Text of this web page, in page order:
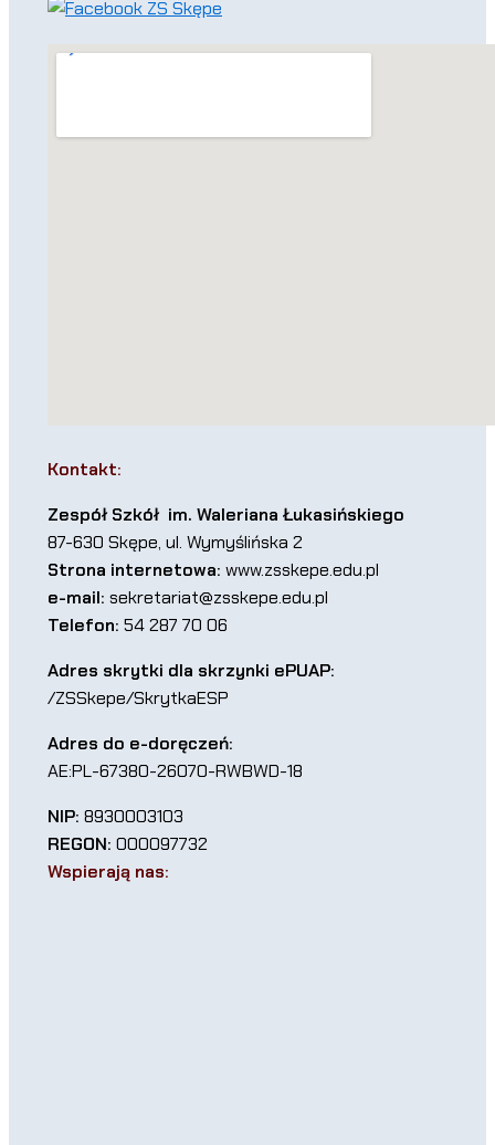
Kontakt:
Zespół Szkół im. Waleriana Łukasińskiego
87-630 Skępe, ul. Wymyślińska 2
Strona internetowa: www.zsskepe.edu.pl
e-mail: sekretariat@zsskepe.edu.pl
Telefon: 54 287 70 06
Adres skrytki dla skrzynki ePUAP:
/ZSSkepe/SkrytkaESP
Adres do e-doręczeń:
AE:PL-67380-26070-RWBWD-18
NIP: 8930003103
REGON: 000097732
Wspierają nas: